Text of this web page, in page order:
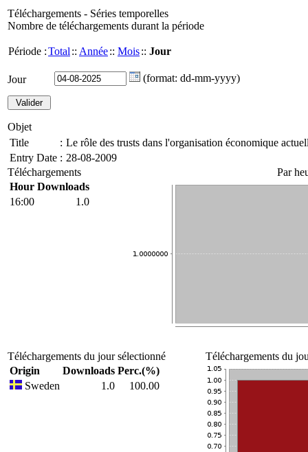
Téléchargements - Séries temporelles
Nombre de téléchargements durant la période
Période :Total :: Année:: Mois:: Jour
Jour (format: dd-mm-yyyy)
Objet
Title
: Le rôle des trusts dans l'organisation économique
Entry Date : 28-08-2009
Téléchargements
Hour Downloads
16:00
1.0
Par
Téléchargements du jour sélectionné
Origin
Downloads Perc.(%)
Sweden
1.0 100.00
Téléchargements du